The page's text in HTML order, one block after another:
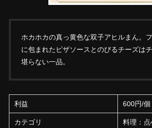
ホカホカの真っ黄色な双子アヒルまん。
に包まれたピザソースとのびるチーズは
堪らない一品。
利益 600円/個
カテゴリ 料理：点